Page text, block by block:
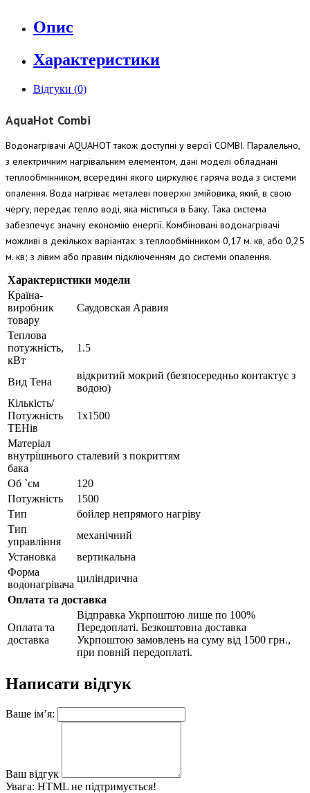
Опис
Характеристики
Відгуки (0)
AquaHot Combi
Водонагрівачі AQUAHOT також доступні у версії COMBI. Паралельно,
з електричним нагрівальним елементом, дані моделі обладнані
теплообмінником, всередині якого циркулює гаряча вода з системи
опалення. Вода нагріває металеві поверхні змійовика, який, в свою
чергу, передає тепло воді, яка міститься в Баку. Така система
забезпечує значну економію енергії. Комбіновані водонагрівачі
можливі в декількох варіантах: з теплообмінником 0,17 м. кв, або 0,25
м. кв; з лівим або правим підключенням до системи опалення.
Характеристики модели
Країна-
виробник
товару
Саудовская Аравия
Теплова
потужність,
кВт
1.5
Вид Тена
відкритий мокрий (безпосередньо контактує з
водою)
Кількість/
Потужність
ТЕНів
1х1500
Матеріал
внутрішнього
бака
сталевий з покриттям
Об `єм
120
Потужність
1500
Тип
бойлер непрямого нагріву
Тип
управління
механічний
Установка
вертикальна
Форма
водонагрівача
циліндрична
Оплата та доставка
Оплата та
доставка
Відправка Укрпоштою лише по 100%
Передоплаті. Безкоштовна доставка
Укрпоштою замовлень на суму від 1500 грн.,
при повній передоплаті.
Написати відгук
Ваше ім’я:
Ваш відгук
Увага: HTML не підтримується!